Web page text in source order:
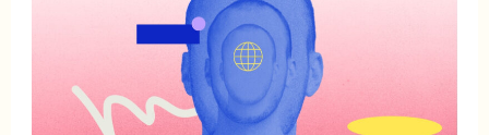
propósito: